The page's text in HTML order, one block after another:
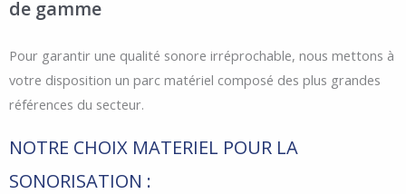
de gamme
Pour garantir une qualité sonore irréprochable, nous mettons à
votre disposition un parc matériel composé des plus grandes
références du secteur.
NOTRE CHOIX MATERIEL POUR LA
SONORISATION :